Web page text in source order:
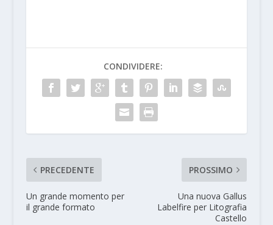
CONDIVIDERE:
PRECEDENTE
Un grande momento per
il grande formato
PROSSIMO
Una nuova Gallus
Labelfire per Litografia
Castello